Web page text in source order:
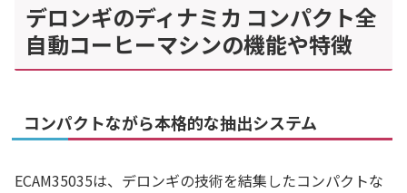
デロンギのディナミカ コンパクト全
自動コーヒーマシンの機能や特徴
コンパクトながら本格的な抽出システム
ECAM35035は、デロンギの技術を結集したコンパクトな